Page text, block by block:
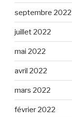
septembre 2022
juillet 2022
mai 2022
avril 2022
mars 2022
février 2022